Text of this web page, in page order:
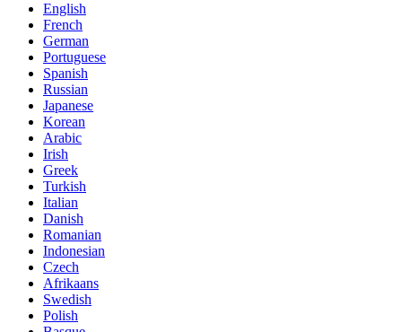
English
French
German
Portuguese
Spanish
Russian
Japanese
Korean
Arabic
Irish
Greek
Turkish
Italian
Danish
Romanian
Indonesian
Czech
Afrikaans
Swedish
Polish